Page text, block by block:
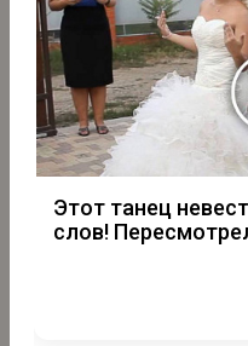
Этот танец
слов!